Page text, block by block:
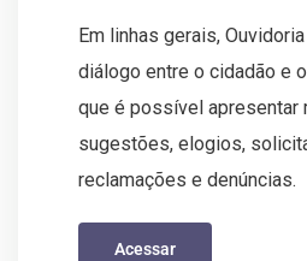
Em linhas gerais,
diálogo entre o cidadão e
que é possível apresentar
sugestões, elogios,
reclamações e denúncias.
Acessar